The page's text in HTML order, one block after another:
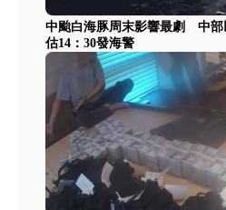
中颱白海豚周末影響最劇 中部
估14：30發海警